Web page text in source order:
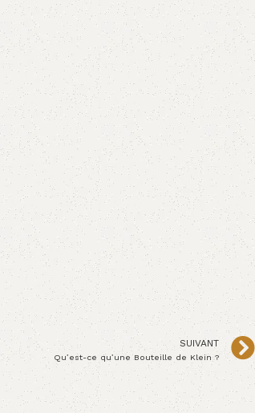
SUIVANT
Qu’est-ce qu’une Bouteille de Klein ?